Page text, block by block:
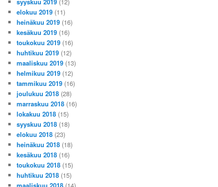
elokuu 2019 (11)
heinäkuu 2019 (16)
kesäkuu 2019 (16)
toukokuu 2019 (16)
huhtikuu 2019 (12)
maaliskuu 2019 (13)
helmikuu 2019 (12)
tammikuu 2019 (16)
joulukuu 2018 (28)
marraskuu 2018 (16)
lokakuu 2018 (15)
syyskuu 2018 (18)
elokuu 2018 (23)
heinäkuu 2018 (18)
kesäkuu 2018 (16)
toukokuu 2018 (15)
huhtikuu 2018 (15)